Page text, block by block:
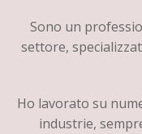
Sono un
settore,
Ho lavorato su
industrie,